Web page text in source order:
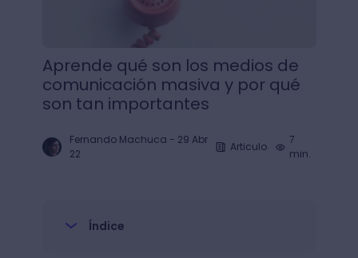
Aprende qué son los medios de
comunicación masiva y por qué
son tan importantes
Fernando Machuca - 29 Abr
22
Articulo
7
min.
Índice